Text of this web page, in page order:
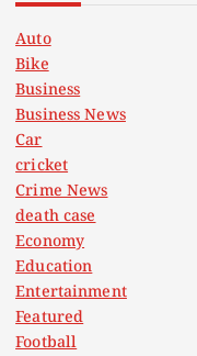
Auto
Bike
Business
Business News
Car
cricket
Crime News
death case
Economy
Education
Entertainment
Featured
Football